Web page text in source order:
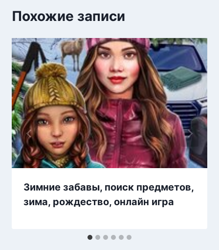
Похожие записи
Зимние забавы, поиск предметов,
зима, рождество, онлайн игра